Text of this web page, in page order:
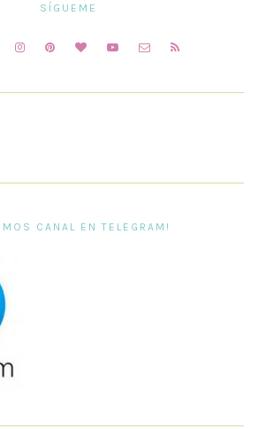
SÍGUEME
CANAL EN TELEGRAM!